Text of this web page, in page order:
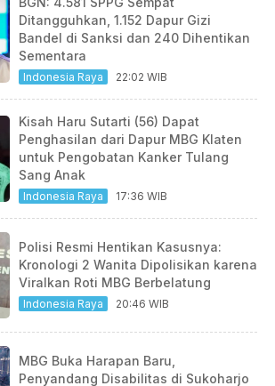
Ditangguhkan, 1.152 Dapur Gizi
Bandel di Sanksi dan 240 Dihentikan
Sementara
Indonesia Raya 22:02 WIB
Kisah Haru Sutarti (56) Dapat
Penghasilan dari Dapur MBG Klaten
untuk Pengobatan Kanker Tulang
Sang Anak
Indonesia Raya 17:36 WIB
Polisi Resmi Hentikan Kasusnya:
Kronologi 2 Wanita Dipolisikan karena
Viralkan Roti MBG Berbelatung
Indonesia Raya 20:46 WIB
MBG Buka Harapan Baru,
Penyandang Disabilitas di Sukoharjo